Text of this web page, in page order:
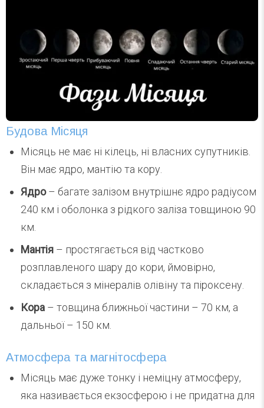
Будова Місяця
Місяць не має ні кілець, ні власних супутників.
Він має ядро, мантію та кору.
Ядро– багате залізом внутрішнє ядро радіусом
240 км і оболонка з рідкого заліза товщиною 90
км.
Мантія – простягається від частково
розплавленого шару до кори, ймовірно,
складається з мінералів олівіну та піроксену.
Кора – товщина ближньої частини – 70 км, а
дальньої – 150 км.
Атмосфера та магнітосфера
Місяць має дуже тонку і неміцну атмосферу,
яка називається екзосферою і не придатна для